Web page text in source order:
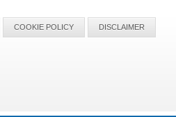
COOKIE POLICY DISCLAIMER